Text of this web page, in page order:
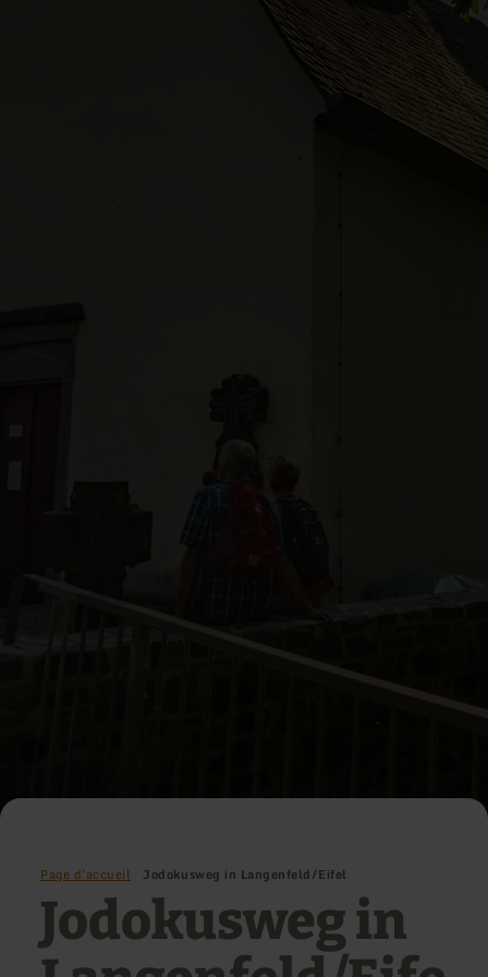
Page d'accueil Jodokusweg in Langenfeld/Eifel
Jodokusweg in